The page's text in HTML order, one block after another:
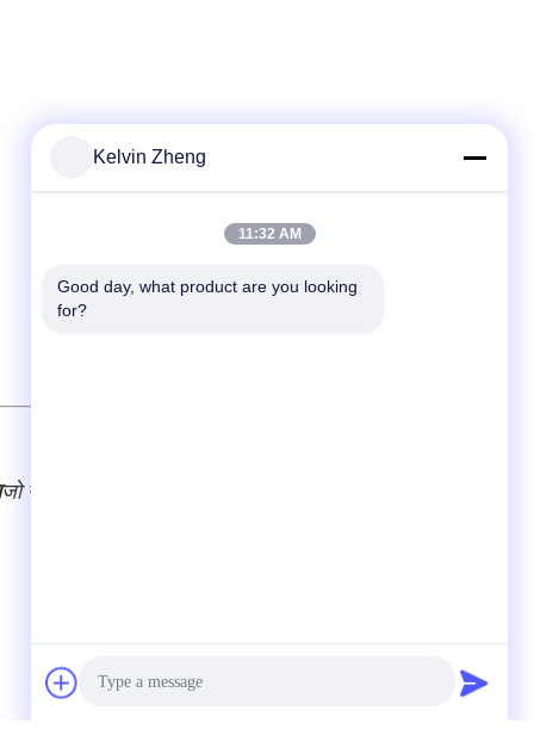
जो उत्पादों का निर्माण करते हैं, और एक और
Kelvin Zheng
11:32 AM
Good day, what product are you looking
for?